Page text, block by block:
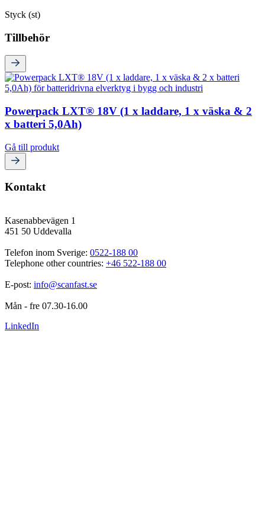
Styck (st)
Tillbehör
Powerpack LXT® 18V (1 x laddare, 1 x väska & 2
x batteri 5,0Ah)
Gå till produkt
Kontakt
Kasenabbevägen 1
451 50 Uddevalla
Telefon inom Sverige: 0522-188 00
Telephone other countries: +46 522-188 00
E-post: info@scanfast.se
Mån - fre 07.30-16.00
LinkedIn